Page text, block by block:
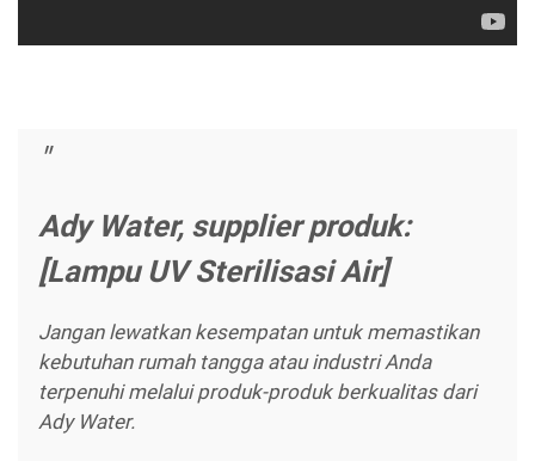
Ady Water, supplier produk:
[Lampu UV Sterilisasi Air]
Jangan lewatkan kesempatan untuk memastikan
kebutuhan rumah tangga atau industri Anda
terpenuhi melalui produk-produk berkualitas dari
Ady Water.